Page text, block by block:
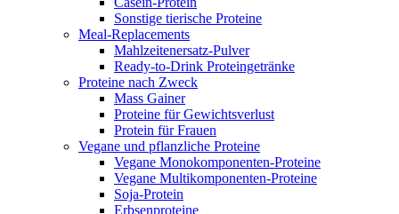
Sonstige tierische Proteine
Meal-Replacements
Mahlzeitenersatz-Pulver
Ready-to-Drink Proteingetränke
Proteine nach Zweck
Mass Gainer
Proteine für Gewichtsverlust
Protein für Frauen
Vegane und pflanzliche Proteine
Vegane Monokomponenten-Proteine
Vegane Multikomponenten-Proteine
Soja-Protein
Erbsenproteine